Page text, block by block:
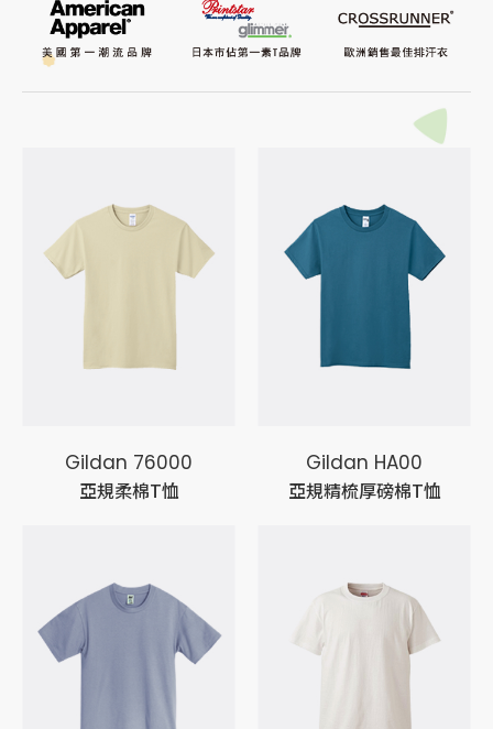
Gildan 76000
亞規柔棉T恤
Gildan HA00
亞規精梳厚磅棉T恤